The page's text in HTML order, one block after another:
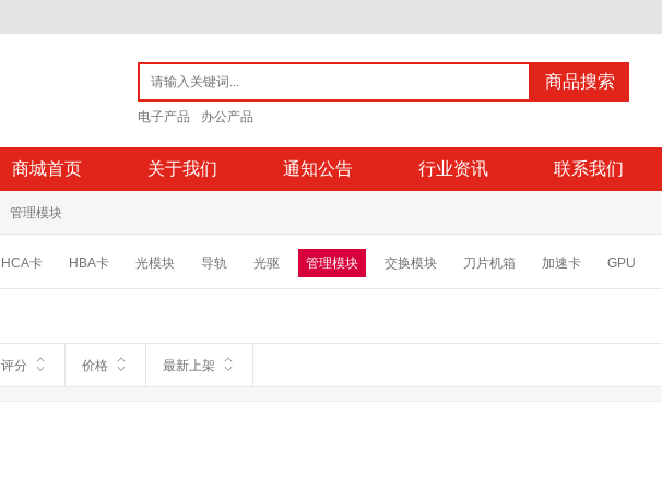
商品搜索
电子产品 办公产品
商城首页 关于我们 通知公告 行业资讯 联系我们
管理模块
HCA卡 HBA卡 光模块 导轨 光驱 管理模块 交换模块 刀片机箱 加速卡 GPU
评分 价格 最新上架